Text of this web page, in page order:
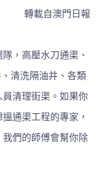
轉載自澳門日報
，高壓水刀通渠、
清洗隔油井、各類
清理街渠。如果你
通渠工程的專家，
們的師傅會幫你除